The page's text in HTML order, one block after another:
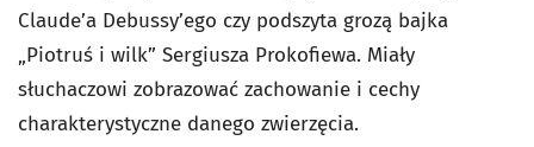
Claude’a Debussy’ego czy podszyta grozą bajka
„Piotruś i wilk” Sergiusza Prokofiewa. Miały
słuchaczowi zobrazować zachowanie i cechy
charakterystyczne danego zwierzęcia.